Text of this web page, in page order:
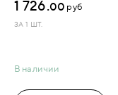
В наличии
1 726.00 руб
ЗА 1 ШТ.